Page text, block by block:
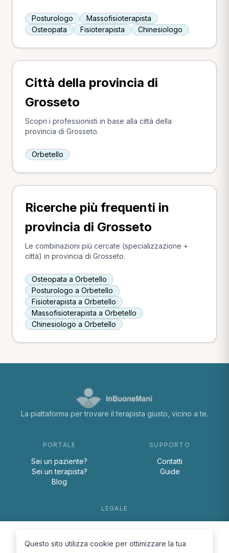
Posturologo
Massofisioterapista
Osteopata
Fisioterapista Chinesiologo
Città della provincia di
Grosseto
Scopri i professionisti in base alla città della
provincia di Grosseto.
Orbetello
Ricerche più frequenti in
provincia di Grosseto
Le combinazioni più cercate (specializzazione +
città) in provincia di Grosseto.
Osteopata a Orbetello
Posturologo a Orbetello
Fisioterapista a Orbetello
Massofisioterapista a Orbetello
Chinesiologo a Orbetello
La piattaforma per trovare il terapista giusto, vicino a te.
PORTALE
Sei un paziente?
Sei un terapista?
Blog
SUPPORTO
Contatti
Guide
LEGALE
Cookie Policy
Questo sito utilizza cookie per ottimizzare la tua